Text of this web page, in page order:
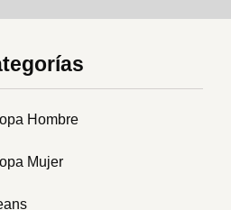
Hombre
Mujer